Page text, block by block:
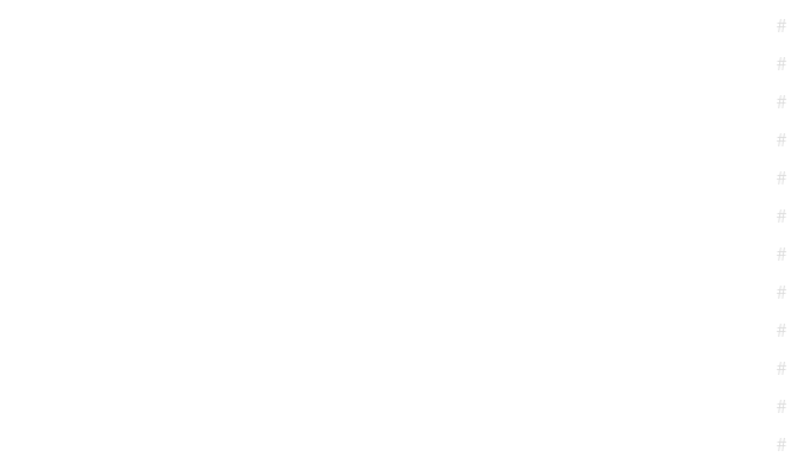
#
#
#
#
#
#
#
#
#
#
#
#